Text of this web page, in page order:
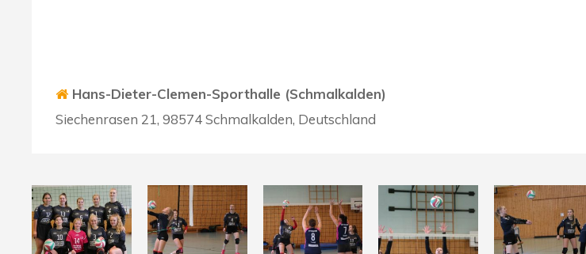
Hans-Dieter-Clemen-Sporthalle (Schmalkalden)
Siechenrasen 21, 98574 Schmalkalden, Deutschland